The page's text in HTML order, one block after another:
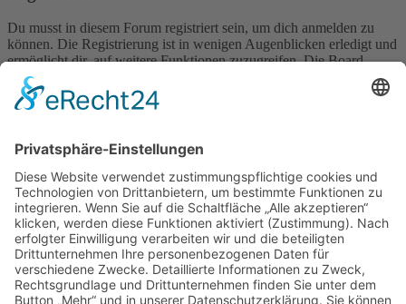
Du musst in diesem Forum registriert sein, um dich anmelden zu
können. Die Registrierung ist in wenigen Augenblicken erledigt und
ermöglicht dir, auf weitere Funktionen zuzugreifen. Die Board-
Administration kann registrierten Benutzern auch zusätzliche
Berechtigungen zuweisen. Beachte bitte unsere
Nutzungsbedingungen und die verwandten Regelungen, bevor du
wenn du dich in diesem Board bewegst.
Nutzungsbedingungen|Datenschutzerklärung
Registrieren
Foren-Übersicht
Alle Zeiten sindUTC+02:00
Alle Cookies löschen